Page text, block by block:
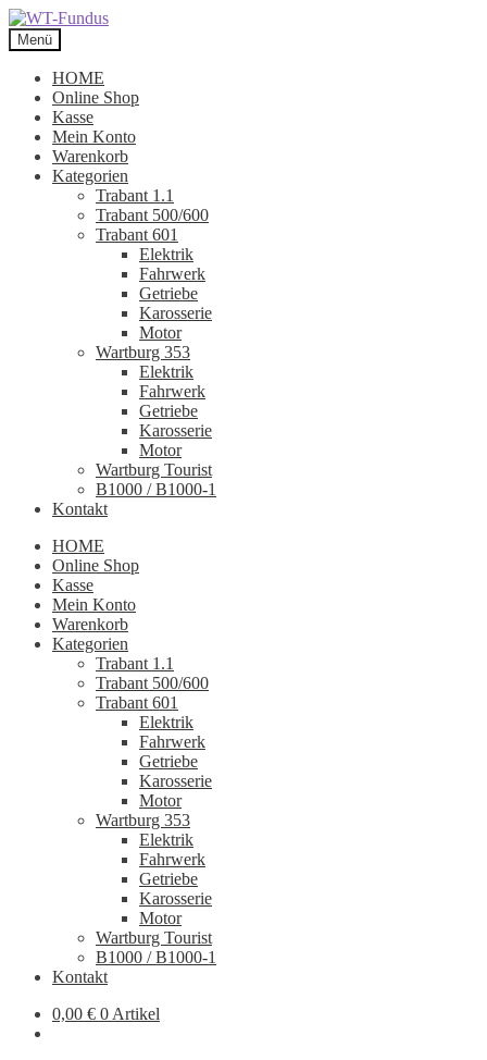
Zur
Navigation
springen
Zum
Inhalt
springen
Menü
HOME
Online Shop
Kasse
Mein Konto
Warenkorb
Kategorien
Trabant 1.1
Trabant 500/600
Trabant 601
Elektrik
Fahrwerk
Getriebe
Karosserie
Motor
Wartburg 353
Elektrik
Fahrwerk
Getriebe
Karosserie
Motor
Wartburg Tourist
B1000 / B1000-1
Kontakt
HOME
Online Shop
Kasse
Mein Konto
Warenkorb
Kategorien
Trabant 1.1
Trabant 500/600
Trabant 601
Elektrik
Fahrwerk
Getriebe
Karosserie
Motor
Wartburg 353
Elektrik
Fahrwerk
Getriebe
Karosserie
Motor
Wartburg Tourist
B1000 / B1000-1
Kontakt
0,00 € 0 Artikel